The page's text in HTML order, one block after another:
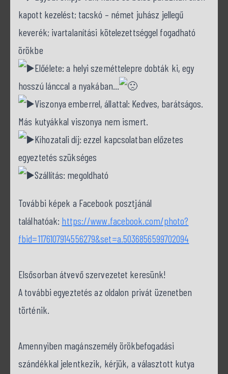
kapott kezelést; tacskó – német juhász jellegű
keverék; ivartalanítási kötelezettséggel fogadható
örökbe
Előélete: a helyi szeméttelepre dobták ki, egy
hosszú lánccal a nyakában…
Viszonya emberrel, állattal: Kedves, barátságos.
Más kutyákkal viszonya nem ismert.
Kihozatali díj: ezzel kapcsolatban előzetes
egyeztetés szükséges
Szállítás: megoldható
További képek a Facebook posztjánál
találhatóak: https://www.facebook.com/photo?
fbid=1176107914556279&set=a.5036856599702094
Elsősorban átvevő szervezetet keresünk!
A további egyeztetés az oldalon privát üzenetben
történik.
Amennyiben magánszemély örökbefogadási
szándékkal jelentkezik, kérjük, a választott kutya